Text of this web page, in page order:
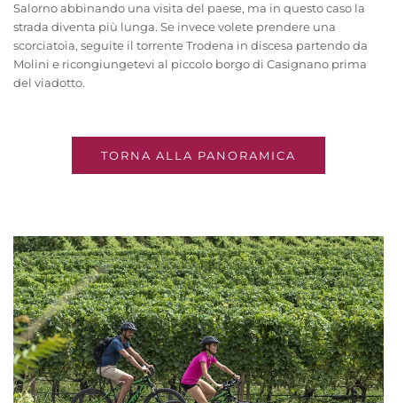
Salorno abbinando una visita del paese, ma in questo caso la
strada diventa più lunga. Se invece volete prendere una
scorciatoia, seguite il torrente Trodena in discesa partendo da
Molini e ricongiungetevi al piccolo borgo di Casignano prima
del viadotto.
TORNA ALLA PANORAMICA